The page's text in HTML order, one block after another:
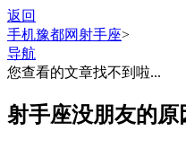
返回
手机豫都网射手座>
导航
您查看的文章找不到啦...
射手座没朋友的原